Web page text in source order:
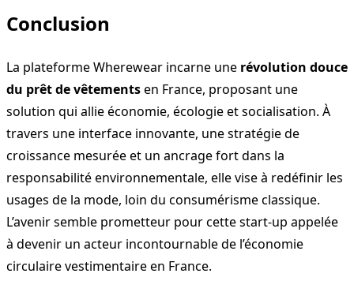
Conclusion
La plateforme Wherewear incarne une révolution douce
du prêt de vêtementsen France, proposant une
solution qui allie économie, écologie et socialisation. À
travers une interface innovante, une stratégie de
croissance mesurée et un ancrage fort dans la
responsabilité environnementale, elle vise à redéfinir les
usages de la mode, loin du consumérisme classique.
L’avenir semble prometteur pour cette start-up appelée
à devenir un acteur incontournable de l’économie
circulaire vestimentaire en France.